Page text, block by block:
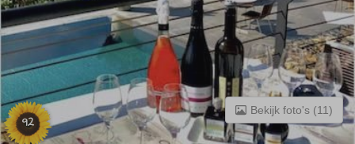
92
Bekijk foto's (11)